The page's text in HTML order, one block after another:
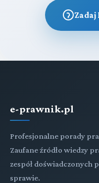
Zadaj
e-prawnik.pl
Profesjonalne porady
Zaufane źródło wiedzy
zespół doświadczonych
sprawie.